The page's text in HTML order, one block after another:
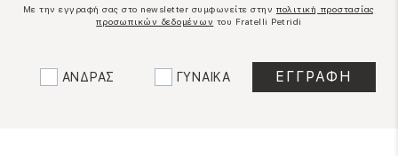
Με την εγγραφή σας στο newsletter συμφωνείτε στην πολιτική προστασίας
προσωπικών δεδομένων του Fratelli Petridi
ΑΝΔΡΑΣ ΓΥΝΑΙΚΑ